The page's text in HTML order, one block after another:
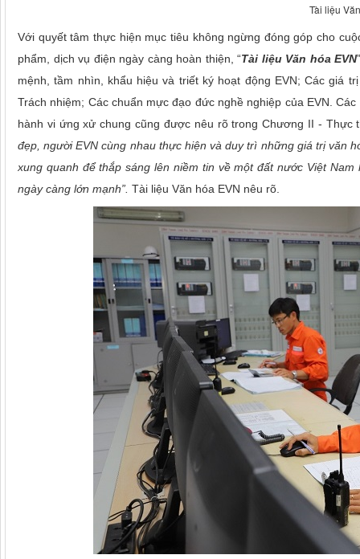
Tài liệu
Với quyết tâm thực hiện mục tiêu không ngừng đóng góp cho
phẩm, dịch vụ điện ngày càng hoàn thiện, “Tài liệu Văn hóa EVN
mệnh, tầm nhìn, khẩu hiệu và triết ký hoạt động EVN; Các giá
Trách nhiệm; Các chuẩn mực đạo đức nghề nghiệp của EVN.
hành vi ứng xử chung cũng được nêu rõ trong Chương II - Thực
đẹp, người EVN cùng nhau thực hiện và duy trì những giá trị văn
xung quanh để thắp sáng lên niềm tin về một đất nước Việt
ngày càng lớn mạnh”. Tài liệu Văn hóa EVN nêu rõ.